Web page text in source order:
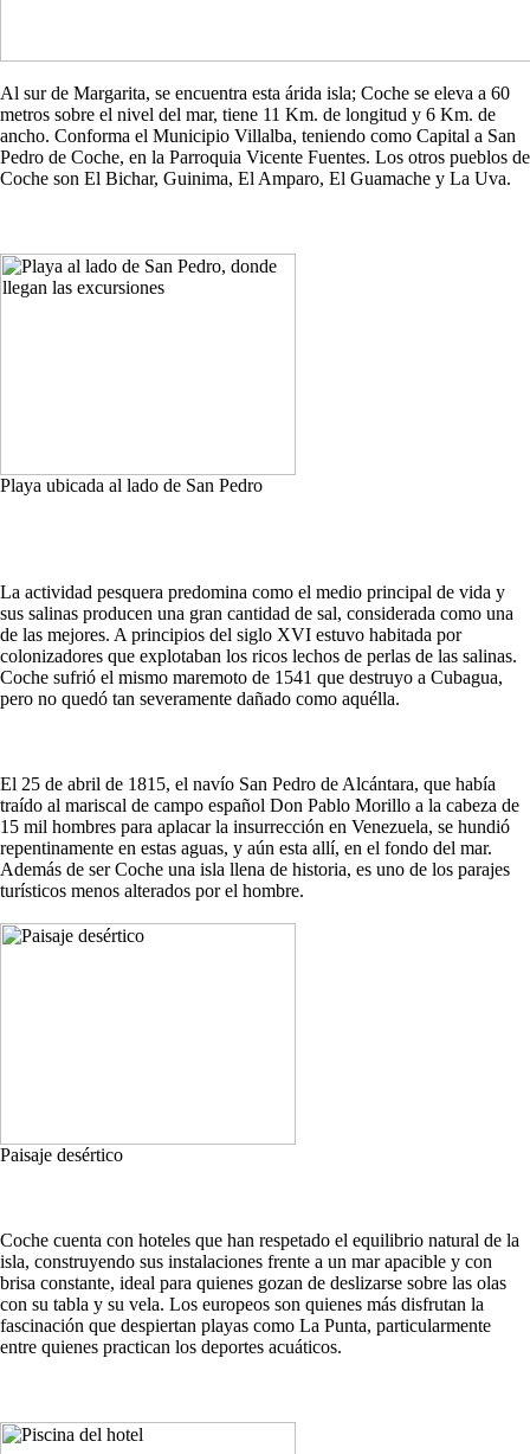
Al sur de Margarita, se encuentra esta árida isla; Coche se eleva a 60
metros sobre el nivel del mar, tiene 11 Km. de longitud y 6 Km. de
ancho. Conforma el Municipio Villalba, teniendo como Capital a San
Pedro de Coche, en la Parroquia Vicente Fuentes. Los otros pueblos de
Coche son El Bichar, Guinima, El Amparo, El Guamache y La Uva.
Playa ubicada al lado de San Pedro
La actividad pesquera predomina como el medio principal de vida y
sus salinas producen una gran cantidad de sal, considerada como una
de las mejores. A principios del siglo XVI estuvo habitada por
colonizadores que explotaban los ricos lechos de perlas de las salinas.
Coche sufrió el mismo maremoto de 1541 que destruyo a Cubagua,
pero no quedó tan severamente dañado como aquélla.
El 25 de abril de 1815, el navío San Pedro de Alcántara, que había
traído al mariscal de campo español Don Pablo Morillo a la cabeza de
15 mil hombres para aplacar la insurrección en Venezuela, se hundió
repentinamente en estas aguas, y aún esta allí, en el fondo del mar.
Además de ser Coche una isla llena de historia, es uno de los parajes
turísticos menos alterados por el hombre.
Paisaje desértico
Coche cuenta con hoteles que han respetado el equilibrio natural de la
isla, construyendo sus instalaciones frente a un mar apacible y con
brisa constante, ideal para quienes gozan de deslizarse sobre las olas
con su tabla y su vela. Los europeos son quienes más disfrutan la
fascinación que despiertan playas como La Punta, particularmente
entre quienes practican los deportes acuáticos.